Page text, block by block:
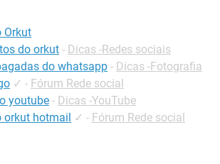
Orkut
do orkut - Dicas -Redes sociais
do whatsapp - Dicas -Fotografia
✓ - Fórum Rede social
youtube - Dicas -YouTube
orkut hotmail ✓ - Fórum Rede social